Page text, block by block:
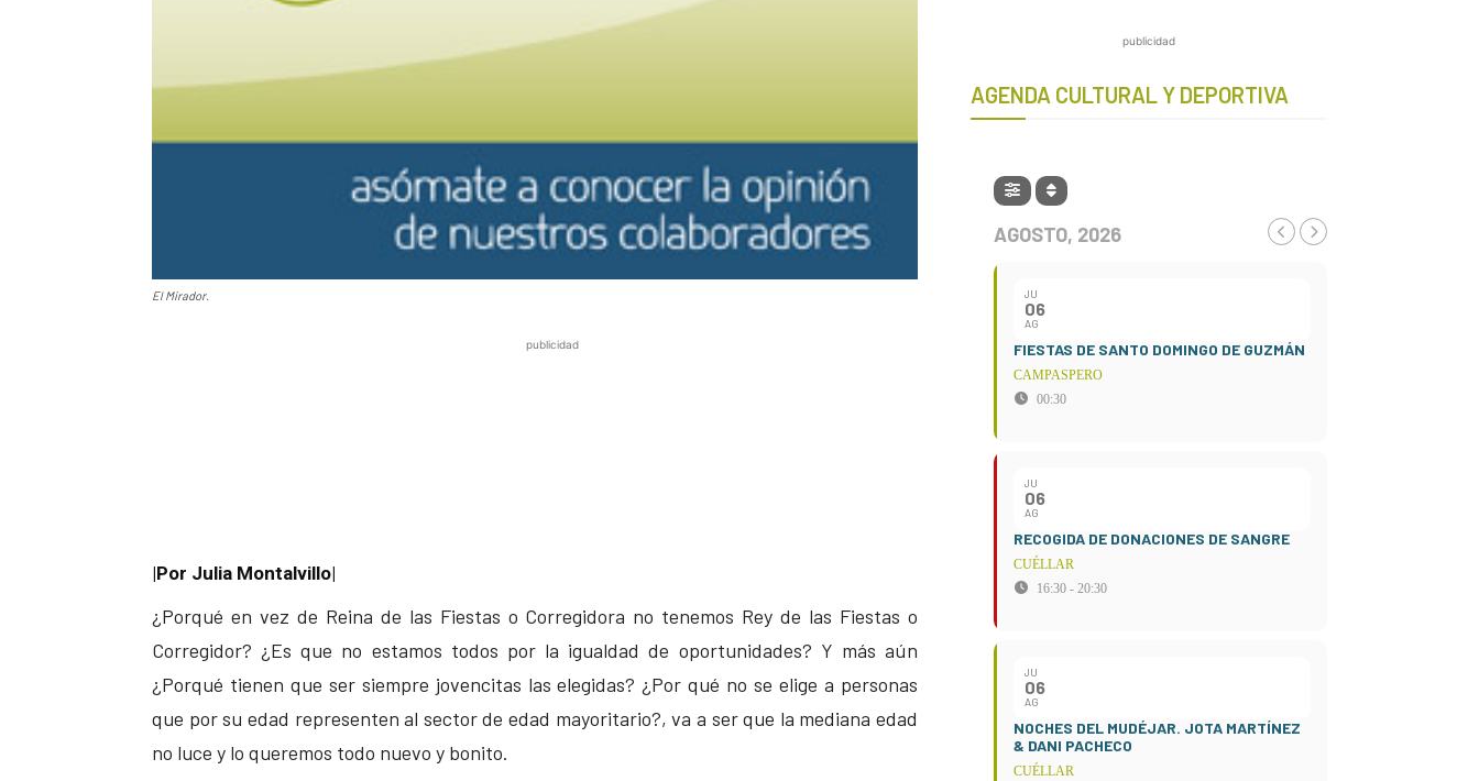
El Mirador.
publicidad
|Por Julia Montalvillo|
¿Porqué en vez de Reina de las Fiestas o Corregidora no tenemos Rey de las Fiestas o
Corregidor? ¿Es que no estamos todos por la igualdad de oportunidades? Y más aún
¿Porqué tienen que ser siempre jovencitas las elegidas? ¿Por qué no se elige a personas
que por su edad representen al sector de edad mayoritario?, va a ser que la mediana edad
no luce y lo queremos todo nuevo y bonito.
publicidad
AGENDA CULTURAL Y DEPORTIVA
AGOSTO, 2026
JU
06
AG
FIESTAS DE SANTO DOMINGO DE GUZMÁN
CAMPASPERO
00:30
JU
06
AG
RECOGIDA DE DONACIONES DE SANGRE
CUÉLLAR
16:30 - 20:30
JU
06
AG
NOCHES DEL MUDÉJAR. JOTA MARTÍNEZ
& DANI PACHECO
CUÉLLAR